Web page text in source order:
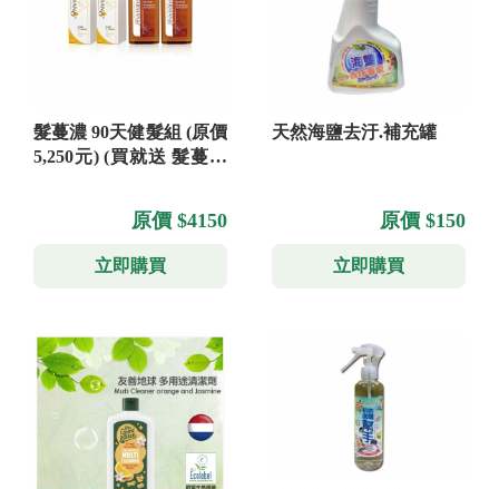
髮蔓濃 90天健髮組 (原價
5,250元) (買就送 髮蔓濃
原價 $4150
立即購買
天然海鹽去汙.補充罐
原價 $150
立即購買